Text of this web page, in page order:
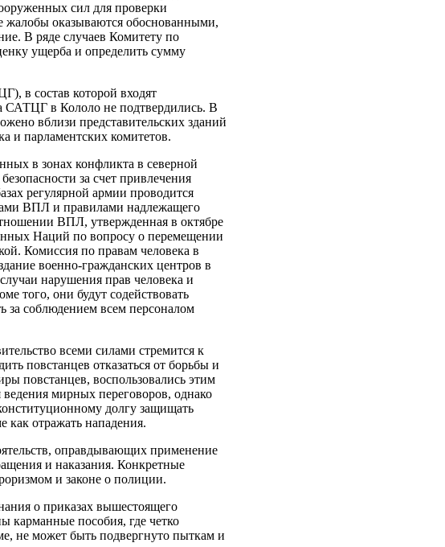
сил для проверки
жалобы оказываются обоснованными,
В ряде случаев Комитету по
ущерба и определить сумму
в состав которой входят
САТЦГ в Кололо не подтвердились. В
вблизи представительских зданий
и парламентских комитетов.
в зонах конфликта в северной
за счет привлечения
регулярной армии проводится
ВПЛ и правилами надлежащего
ВПЛ, утвержденная в октябре
Наций по вопросу о перемещении
Комиссия по правам человека в
военно-гражданских центров в
нарушения прав человека и
того, они будут содействовать
соблюдением всем персоналом
всеми силами стремится к
повстанцев отказаться от борьбы и
повстанцев, воспользовались этим
мирных переговоров, однако
долгу защищать
как отражать нападения.
оправдывающих применение
и наказания. Конкретные
и законе о полиции.
о приказах вышестоящего
карманные пособия, где четко
не может быть подвергнуто пыткам и